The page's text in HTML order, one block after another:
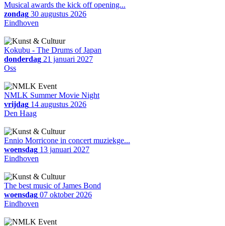
Musical awards the kick off opening...
zondag 30 augustus 2026
Eindhoven
Kokubu - The Drums of Japan
donderdag 21 januari 2027
Oss
NMLK Summer Movie Night
vrijdag 14 augustus 2026
Den Haag
Ennio Morricone in concert muziekge...
woensdag 13 januari 2027
Eindhoven
The best music of James Bond
woensdag 07 oktober 2026
Eindhoven